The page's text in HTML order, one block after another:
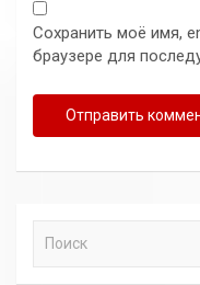
Сохранить моё имя,
браузере для